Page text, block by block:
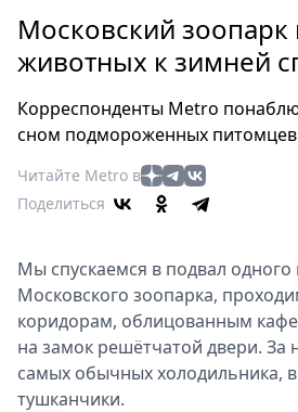
Россия
Мир
Еда
Туризм
Мода
Театр
Афиша
Книги
Выставки
Пресс-
релизы
Московский зоопарк
животных к зимней
Корреспонденты Metro
сном подмороженных питомцев
Читайте Metro в
Поделиться
Мы спускаемся в подвал одного
Московского зоопарка,
коридорам, облицованным
на замок решётчатой двери. За
самых обычных холодильника,
тушканчики.